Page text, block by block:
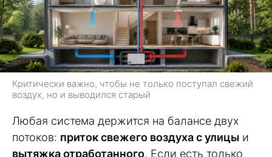
Критически важно, чтобы не только поступал свежий
воздух, но и выводился старый
Любая система держится на балансе двух
потоков: приток свежего воздуха с улицы и
вытяжка отработанного. Если есть только